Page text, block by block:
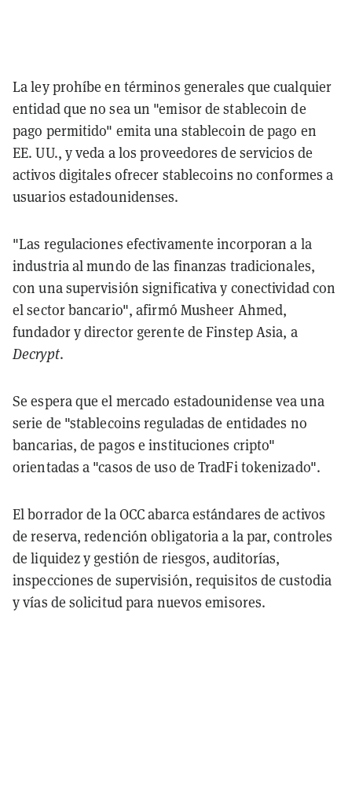
La ley prohíbe en términos generales que cualquier
entidad que no sea un "emisor de stablecoin de
pago permitido" emita una stablecoin de pago en
EE. UU., y veda a los proveedores de servicios de
activos digitales ofrecer stablecoins no conformes a
usuarios estadounidenses.
"Las regulaciones efectivamente incorporan a la
industria al mundo de las finanzas tradicionales,
con una supervisión significativa y conectividad con
el sector bancario", afirmó Musheer Ahmed,
fundador y director gerente de Finstep Asia, a
Decrypt.
Se espera que el mercado estadounidense vea una
serie de "stablecoins reguladas de entidades no
bancarias, de pagos e instituciones cripto"
orientadas a "casos de uso de TradFi tokenizado".
El borrador de la OCC abarca estándares de activos
de reserva, redención obligatoria a la par, controles
de liquidez y gestión de riesgos, auditorías,
inspecciones de supervisión, requisitos de custodia
y vías de solicitud para nuevos emisores.